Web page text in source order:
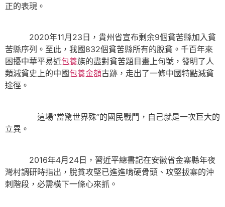
正的表現。
2020年11月23日，貴州省宣布剩余9個貧苦縣加入貧
苦縣序列。至此，我國832個貧苦縣所有的脫貧。千百年來
困擾中華平易近包養族的盡對貧苦題目畫上句號，發明了人
類減貧史上的中國包養金額古跡，走出了一條中國特點減貧
途徑。
這場“當驚世界殊”的國民戰鬥，自己就是一次巨大的
立異。
2016年4月24日，習近平總書記在安徽省金寨縣年夜
灣村調研時指出，脫貧攻堅已進進啃硬骨頭、攻堅拔寨的沖
刺階段，必需橫下一條心來抓。